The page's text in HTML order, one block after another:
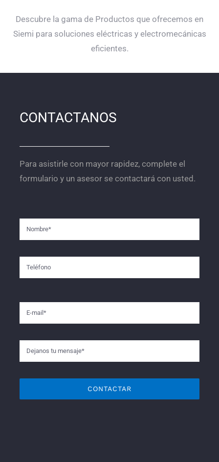
Descubre la gama de Productos que ofrecemos en
Siemi para soluciones eléctricas y electromecánicas
eficientes.
CONTACTANOS
Para asistirle con mayor rapidez, complete el
formulario y un asesor se contactará con usted.
CONTACTAR